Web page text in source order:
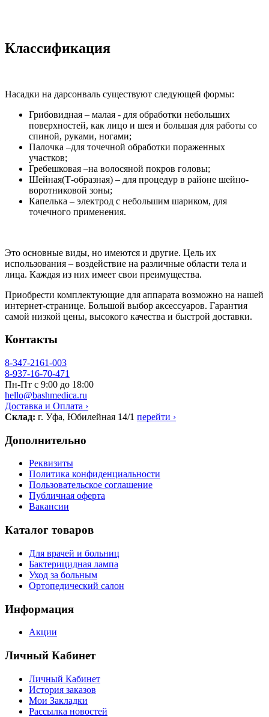
Классификация
Насадки на дарсонваль существуют следующей формы:
Грибовидная – малая - для обработки небольших
поверхностей, как лицо и шея и большая для работы со
спиной, руками, ногами;
Палочка –для точечной обработки пораженных
участков;
Гребешковая –на волосяной покров головы;
Шейная(Т-образная) – для процедур в районе шейно-
воротниковой зоны;
Капелька – электрод с небольшим шариком, для
точечного применения.
Это основные виды, но имеются и другие. Цель их
использования – воздействие на различные области тела и
лица. Каждая из них имеет свои преимущества.
Приобрести комплектующие для аппарата возможно на нашей
интернет-странице. Большой выбор аксессуаров. Гарантия
самой низкой цены, высокого качества и быстрой доставки.
Контакты
8-347-2161-003
8-937-16-70-471
Пн-Пт с 9:00 до 18:00
hello@bashmedica.ru
Доставка и Оплата ›
Склад: г. Уфа, Юбилейная 14/1 перейти ›
Дополнительно
Реквизиты
Политика конфиденциальности
Пользовательское соглашение
Публичная оферта
Вакансии
Каталог товаров
Для врачей и больниц
Бактерицидная лампа
Уход за больным
Ортопедический салон
Информация
Акции
Личный Кабинет
Личный Кабинет
История заказов
Мои Закладки
Рассылка новостей